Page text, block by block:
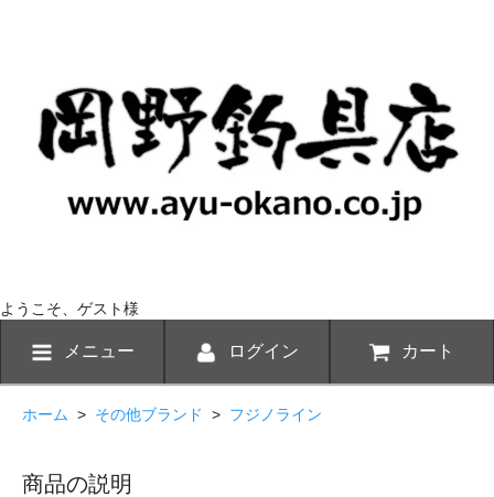
ようこそ、ゲスト様
メニュー ログイン カート
ホーム > その他ブランド > フジノライン
商品の説明